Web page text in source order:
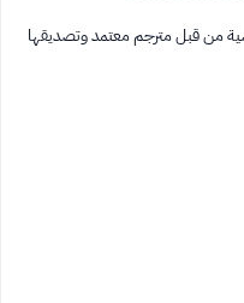
من قبل مترجم معتمد وتصديقها